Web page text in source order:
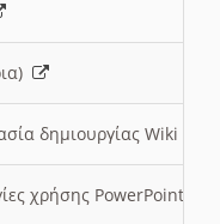
δημιουργίας Wiki
χρήσης PowerPoint